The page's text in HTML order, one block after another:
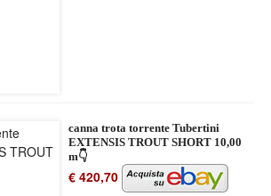
canna trota torrente Tubertini
EXTENSIS TROUT SHORT 10,00
m👇
€ 420,70